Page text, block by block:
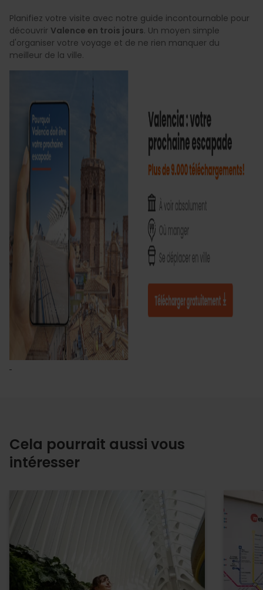
Planifiez votre visite avec notre guide incontournable pour
découvrir Valence en trois jours. Un moyen simple
d'organiser votre voyage et de ne rien manquer du
meilleur de la ville.
Cela pourrait aussi vous
intéresser